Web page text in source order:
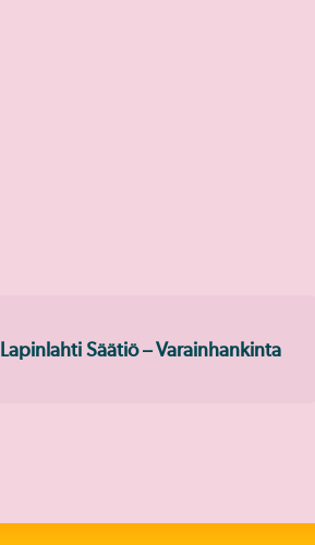
Lapinlahti Säätiö – Varainhankinta